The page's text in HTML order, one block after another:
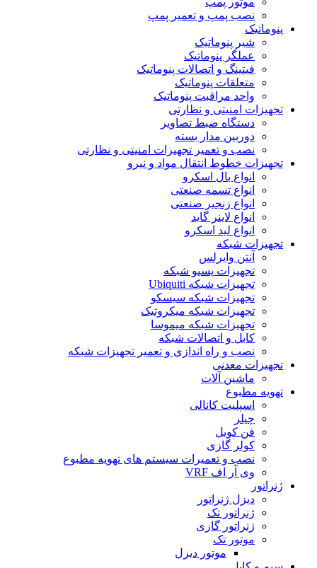
نصب پمپ و تعمیر پمپ
پنوماتیک
شیر پنوماتیک
عملگر پنوماتیک
فیتینگ و اتصالات پنوماتیک
متعلقات پنوماتیک
واحد مراقبت پنوماتیک
تجهیزات امنیتی و نظارتی
دستگاه ضبط تصاویر
دوربین مدار بسته
نصب و تعمیر تجهیزات امنیتی و نظارتی
تجهیزات خطوط انتقال مواد و نیرو
انواع بال اسکرو
انواع تسمه صنعتی
انواع زنجیر صنعتی
انواع لاینر گاید
انواع لید اسکرو
تجهیزات شبکه
آنتن وایرلس
تجهیزات پسیو شبکه
تجهیزات شبکه Ubiquiti
تجهیزات شبکه سیسکو
تجهیزات شبکه میکروتیک
تجهیزات شبکه میموسا
کابل و اتصالات شبکه
نصب و راه اندازی و تعمیر تجهیزات شبکه
تجهیزات معدنی
ماشین آلات
تهویه مطبوع
اسپلیت کانالی
چیلر
فن کویل
کولر گازی
نصب و تعمیرات سیستم های تهویه مطبوع
وی آر اف VRF
ژنراتور
دیزل ژنراتور
ژنراتور تک
ژنراتور گازی
موتور تک
موتور دیزل